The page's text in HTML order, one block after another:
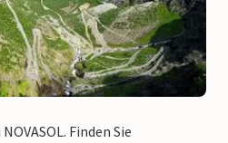
Finden Sie